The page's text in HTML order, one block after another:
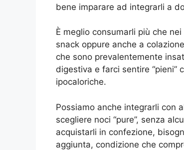
bene imparare ad integrarli a
È meglio consumarli più che
snack oppure anche a
che sono prevalentemente
digestiva e farci sentire
ipocaloriche.
Possiamo anche integrarli con
scegliere noci “pure”, senza
acquistarli in confezione,
aggiunta, condizione che